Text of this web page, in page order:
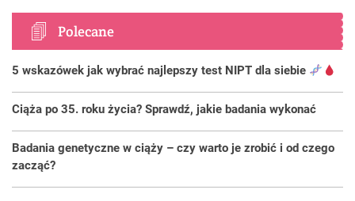
Polecane
5 wskazówek jak wybrać najlepszy test NIPT dla siebie
Ciąża po 35. roku życia? Sprawdź, jakie badania wykonać
Badania genetyczne w ciąży – czy warto je zrobić i od czego
zacząć?